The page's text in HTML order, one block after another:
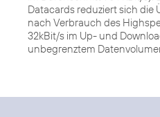
Datacards reduziert sich
nach Verbrauch des
32kBit/s im Up- und
unbegrenztem